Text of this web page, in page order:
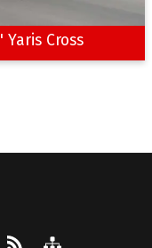
Cross